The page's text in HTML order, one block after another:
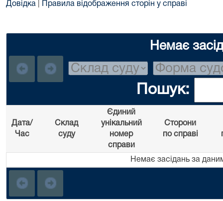
Довідка Правила відображення сторін у справі
Немає
Пошук:
Дата/
Час
Склад
суду
Єдиний
унікальний
номер
справи
Сторони
по справі
Немає засідань за